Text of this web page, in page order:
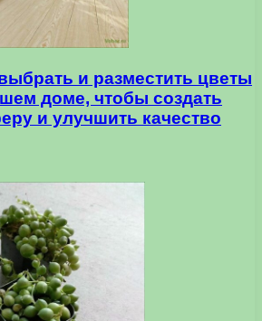
и разместить цветы
доме, чтобы создать
и улучшить качество